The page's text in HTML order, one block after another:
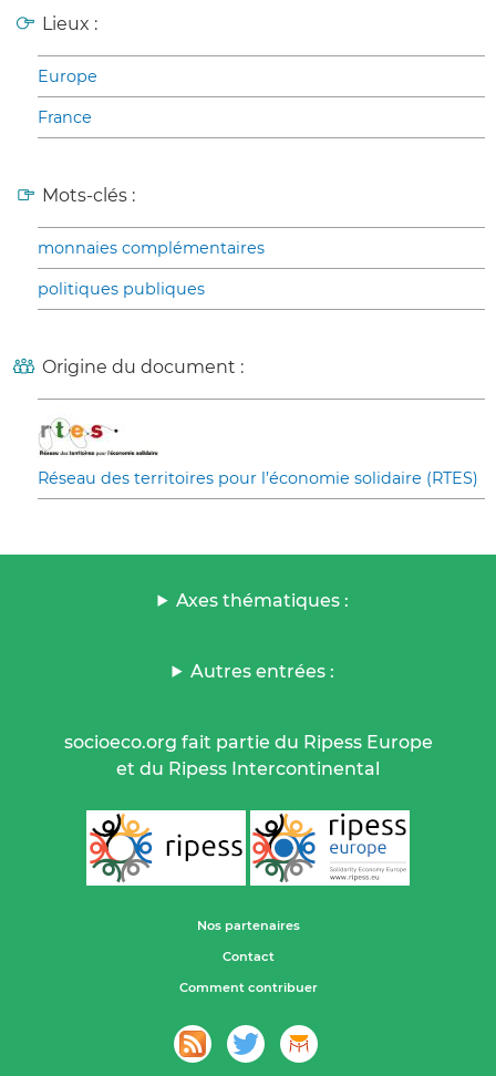
Lieux :
Europe
France
Mots-clés :
monnaies complémentaires
politiques publiques
Origine du document :
Réseau des territoires pour l’économie solidaire (RTES)
Axes thématiques :
Autres entrées :
socioeco.org fait partie du Ripess Europe
et du Ripess Intercontinental
Nos partenaires
Contact
Comment contribuer